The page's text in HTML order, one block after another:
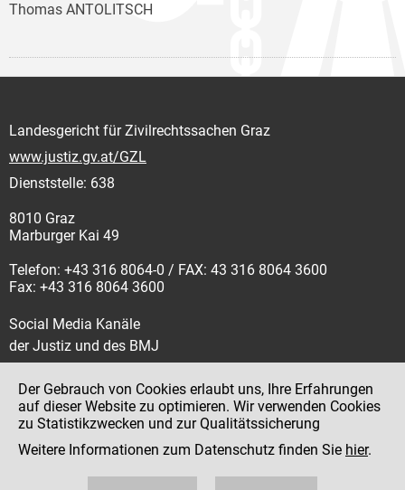
Thomas ANTOLITSCH
Landesgericht für Zivilrechtssachen Graz
www.justiz.gv.at/GZL
Dienststelle: 638
8010 Graz
Marburger Kai 49
Telefon: +43 316 8064-0 / FAX: 43 316 8064 3600
Fax: +43 316 8064 3600
Social Media Kanäle
der Justiz und des BMJ
Impressum
Datenschutz
Der Gebrauch von Cookies erlaubt uns, Ihre Erfahrungen
auf dieser Website zu optimieren. Wir verwenden Cookies
zu Statistikzwecken und zur Qualitätssicherung
Weitere Informationen zum Datenschutz finden Sie hier.